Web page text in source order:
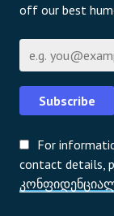
off our best
ელფოსტა
Subscribe
For
contact details,